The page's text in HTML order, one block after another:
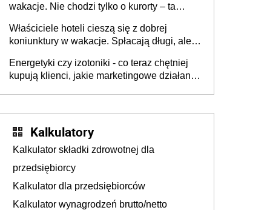
wakacje. Nie chodzi tylko o kurorty – ta
tam, gdzie wielu spędzi urlop po cichu
Właściciele hoteli cieszą się z dobrej
koniunktury w wakacje. Spłacają długi, ale
Energetyki czy izotoniki - co teraz chętniej
kupują klienci, jakie marketingowe działania
Kalkulatory
Kalkulator składki zdrowotnej dla
przedsiębiorcy
Kalkulator dla przedsiębiorców
Kalkulator wynagrodzeń brutto/netto